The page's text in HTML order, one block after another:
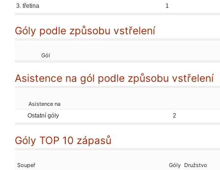
3. třetina 1
Góly podle způsobu vstřelení
Gól
Asistence na gól podle způsobu vstřelení
Asistence na
Ostatní góly
2
Góly TOP 10 zápasů
Soupeř Góly Družstvo